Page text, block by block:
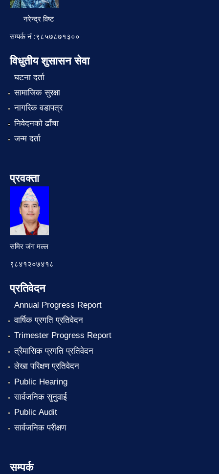
नरेन्द्र विष्ट
सम्पर्क नं :९८५७८७१३००
विधुतीय शुसासन सेवा
घटना दर्ता
सामाजिक सुरक्षा
नागरिक वडापत्र
निवेदनको ढाँचा
जन्म दर्ता
प्रवक्ता
समिर जंग मल्ल
९८४१२०७४१८
प्रतिवेदन
Annual Progress Report
वार्षिक प्रगति प्रतिवेदन
Trimester Progress Report
त्रैमासिक प्रगति प्रतिवेदन
लेखा परिक्षण प्रतिवेदन
Public Hearing
सार्वजनिक सुनुवाई
Public Audit
सार्वजनिक परीक्षण
सम्पर्क